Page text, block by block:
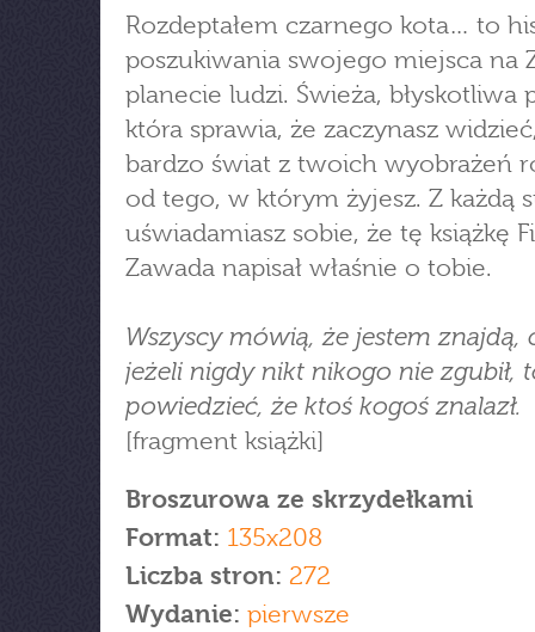
Rozdeptałem czarnego kota… to
poszukiwania swojego miejsca na
planecie ludzi. Świeża, błyskotliwa
która sprawia, że zaczynasz
bardzo świat z twoich wyobrażeń
od tego, w którym żyjesz. Z każdą
uświadamiasz sobie, że tę książkę
Zawada napisał właśnie o tobie.
Wszyscy mówią, że jestem znajdą,
jeżeli nigdy nikt nikogo nie zgubił,
powiedzieć, że ktoś kogoś znalazł.
[fragment książki]
Broszurowa ze skrzydełkami
Format: 135x208
Liczba stron: 272
Wydanie: pierwsze